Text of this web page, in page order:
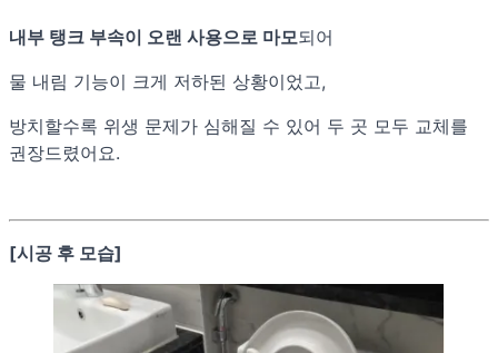
내부 탱크 부속이 오랜 사용으로 마모되어
물 내림 기능이 크게 저하된 상황이었고,
방치할수록 위생 문제가 심해질 수 있어 두 곳 모두 교체를
권장드렸어요.
[시공 후 모습]